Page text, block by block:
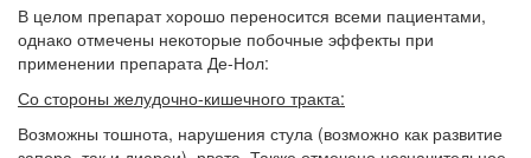
В целом препарат хорошо переносится всеми пациентами,
однако отмечены некоторые побочные эффекты при
применении препарата Де-Нол:
Со стороны желудочно-кишечного тракта:
Возможны тошнота, нарушения стула (возможно как развитие